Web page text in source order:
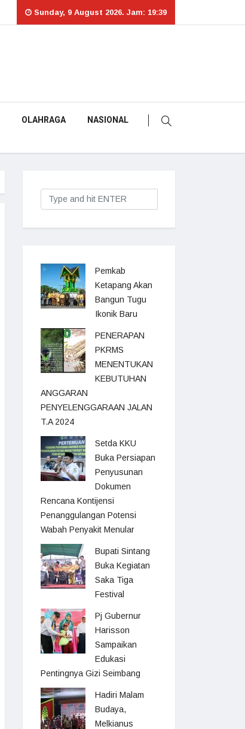
Sunday, 9 August 2026. Jam: 19:39
OLAHRAGA NASIONAL
Pemkab
Ketapang Akan
Bangun Tugu
Ikonik Baru
PENERAPAN
PKRMS
MENENTUKAN
KEBUTUHAN
ANGGARAN
PENYELENGGARAAN JALAN
T.A 2024
Setda KKU
Buka Persiapan
Penyusunan
Dokumen
Rencana Kontijensi
Penanggulangan Potensi
Wabah Penyakit Menular
Bupati Sintang
Buka Kegiatan
Saka Tiga
Festival
Pj Gubernur
Harisson
Sampaikan
Edukasi
Pentingnya Gizi Seimbang
Hadiri Malam
Budaya,
Melkianus